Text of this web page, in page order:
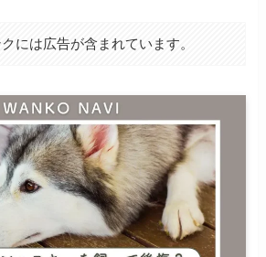
には広告が含まれています。